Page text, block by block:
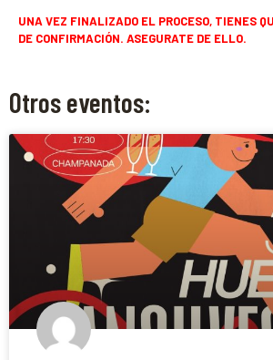
UNA VEZ FINALIZADO EL PROCESO, TIENES
DE CONFIRMACIÓN. ASEGURATE DE ELLO.
Otros eventos: